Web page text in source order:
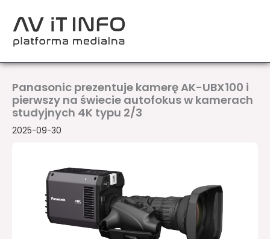
treści
Panasonic prezentuje kamerę AK-UBX100 i
pierwszy na świecie autofokus w kamerach
studyjnych 4K typu 2/3
2025-09-30